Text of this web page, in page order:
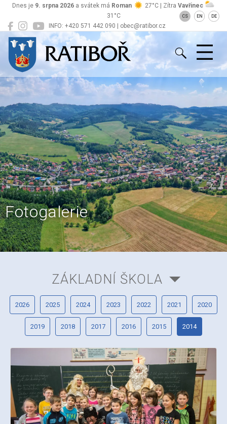
INFO: +420 571 442 090 | obec@ratibor.cz
Dnes je 9. srpna 2026 a svátek má Roman 27°C | Zítra Vavřinec
31°C
CS EN DE
Ratiboř
Fotogalerie
ZÁKLADNÍ ŠKOLA
2026 2025 2024 2023 2022 2021 2020
2019 2018 2017 2016 2015 2014